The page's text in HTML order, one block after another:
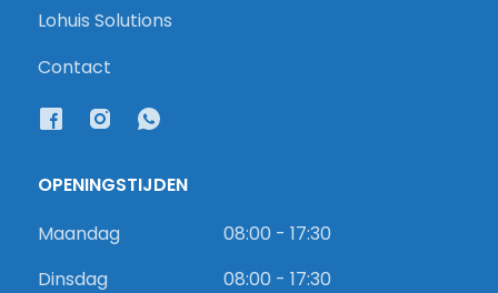
Lohuis Solutions
Contact
OPENINGSTIJDEN
Maandag
08:00 - 17:30
Dinsdag
08:00 - 17:30